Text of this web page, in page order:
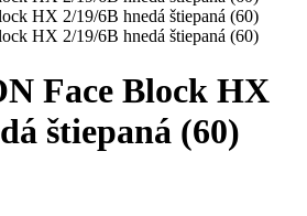
Face Block HX
štiepaná (60)